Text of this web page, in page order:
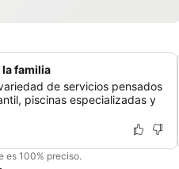
familia
de servicios pensados
piscinas especializadas y
es 100% preciso.